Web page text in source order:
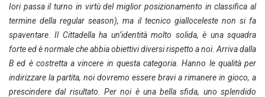
Iori passa il turno in virtù del miglior posizionamento in classifica al
termine della regular season), ma il tecnico gialloceleste non si fa
spaventare. Il Cittadella ha un’identità molto solida, è una squadra
forte ed è normale che abbia obiettivi diversi rispetto a noi. Arriva dalla
B ed è costretta a vincere in questa categoria. Hanno le qualità per
indirizzare la partita, noi dovremo essere bravi a rimanere in gioco, a
prescindere dal risultato. Per noi è una bella sfida, uno splendido